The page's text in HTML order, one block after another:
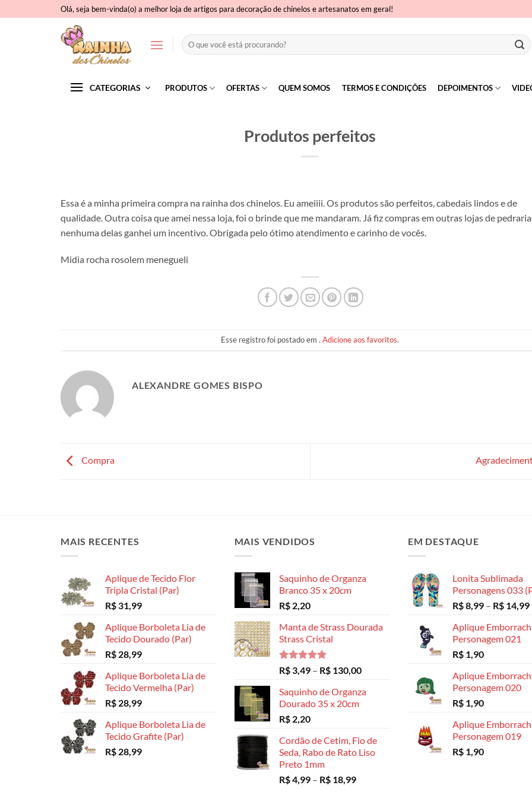
to
Olá, seja bem-vinda(o) a melhor loja de artigos para decoração de chinelos e artesanatos em geral!
Pesquisar
por:
CATEGORIAS PRODUTOS OFERTAS QUEM SOMOS TERMOS E CONDIÇÕES DEPOIMENTOS
Produtos perfeitos
Essa é a minha primeira compra na rainha dos chinelos. Eu ameiiii. Os produtos são perfeitos, cabedais lindos e de
qualidade. Outra coisa que amei nessa loja, foi o brinde que me mandaram. Já fiz compras em outras lojas de
nenhuma delas ganhei um incentivo. Obrigada pelo ótimo atendimento e carinho de vocês.
Midia rocha rosolem menegueli
Esse registro foi postado em . Adicione aos favoritos.
ALEXANDRE GOMES BISPO
Compra
MAIS RECENTES
Aplique de Tecido Flor
Tripla Cristal (Par)
R$ 31,99
Aplique Borboleta Lia de
Tecido Dourado (Par)
R$ 28,99
Aplique Borboleta Lia de
Tecido Vermelha (Par)
R$ 28,99
Aplique Borboleta Lia de
Tecido Grafite (Par)
R$ 28,99
MAIS VENDIDOS
Saquinho de Organza
Branco 35 x 20cm
R$2,20
Manta de Strass Dourada
Strass Cristal
Avaliação
5.00
de 5
R$3,49 – R$130,00Faixa
preço:
Saquinho de Organza
Dourado 35 x 20cm
R$2,20
Cordão de Cetim, Fio de
Seda, Rabo de Rato Liso
Preto 1mm
R$4,99 – R$18,99Faixa
EM DESTAQUE
Lonita Sublimada
Personagens 033
R$8,99 – R$ 14,99
Aplique
Personagem 021
R$ 1,90
Aplique
Personagem 020
R$ 1,90
Aplique
Personagem 019
R$ 1,90